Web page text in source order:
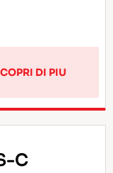
DI PIU
C